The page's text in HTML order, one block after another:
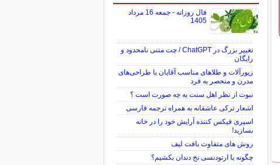
فال روزانه - جمعه 16 مرداد
1405
تغییر بزرگ در ChatGPT / چت متنی نامحدود و
رایگان
زیورآلات و طلاهای مناسب آقایان با طراحی‌های
مدرن و منحصر به فرد
نبوت از نظر اهل سنت به چه صورت است ؟
اشعار ترکی عاشقانه به همراه ترجمه فارسی
اسپری فیکس کننده آرایش خود را در خانه
بسازید!
روش های متفاوت بافت لیف
چگونه با ارتودنسی نخ دندان بکشیم؟